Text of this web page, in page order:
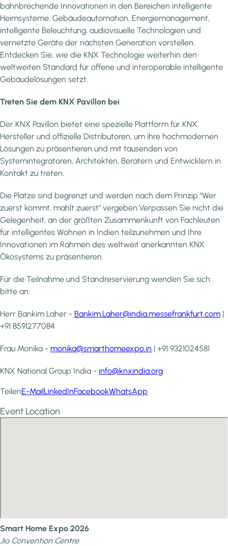
bahnbrechende Innovationen in den Bereichen intelligente
Heimsysteme, Gebäudeautomation, Energiemanagement,
intelligente Beleuchtung, audiovisuelle Technologien und
vernetzte Geräte der nächsten Generation vorstellen.
Entdecken Sie, wie die KNX Technologie weiterhin den
weltweiten Standard für offene und interoperable intelligente
Gebäudelösungen setzt.
Treten Sie dem KNX Pavillon bei
Der KNX Pavillon bietet eine spezielle Plattform für KNX
Hersteller und offizielle Distributoren, um ihre hochmodernen
Lösungen zu präsentieren und mit tausenden von
Systemintegratoren, Architekten, Beratern und Entwicklern in
Kontakt zu treten.
Die Plätze sind begrenzt und werden nach dem Prinzip "Wer
zuerst kommt, mahlt zuerst" vergeben.Verpassen Sie nicht die
Gelegenheit, an der größten Zusammenkunft von Fachleuten
für intelligentes Wohnen in Indien teilzunehmen und Ihre
Innovationen im Rahmen des weltweit anerkannten KNX
Ökosystems zu präsentieren.
Für die Teilnahme und Standreservierung wenden Sie sich
bitte an:
Herr Bankim Laher - Bankim.Laher@india.messefrankfurt.com |
+91 8591277084
Frau Monika - monika@smarthomeexpo.in | +91 9321024581
KNX National Group India - info@knxindia.org
TeilenE-MailLinkedInFacebookWhatsApp
Event Location
Smart Home Expo 2026
Jio Convention Centre